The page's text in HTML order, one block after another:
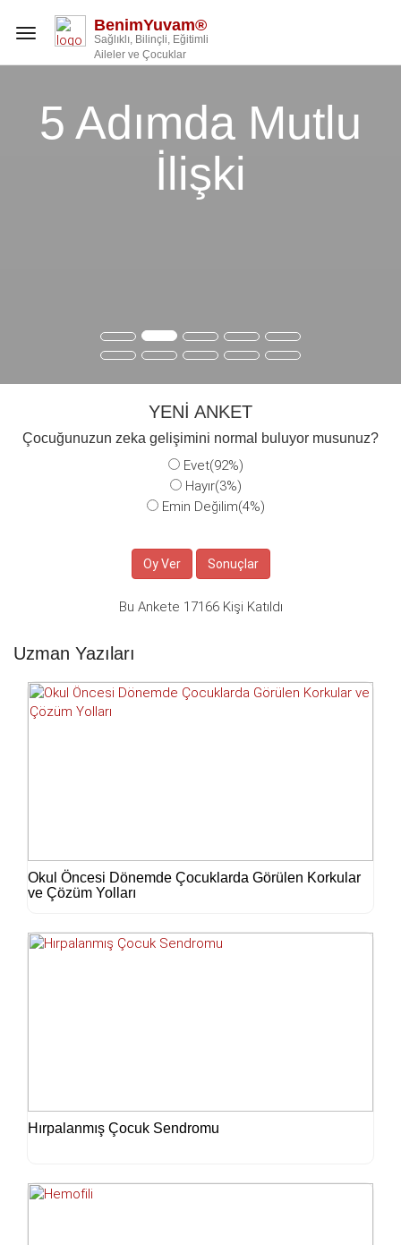
Toggle
BenimYuvam®
Sağlıklı, Bilinçli, Eğitimli
Aileler ve Çocuklar
5 Adımda Mutlu
İlişki
YENİ ANKET
Çocuğunuzun zeka gelişimini normal buluyor musunuz?
Evet(92%)
Hayır(3%)
Emin Değilim(4%)
Bu Ankete 17166 Kişi Katıldı
Uzman Yazıları
Okul Öncesi Dönemde Çocuklarda Görülen Korkular
ve Çözüm Yolları
Hırpalanmış Çocuk Sendromu